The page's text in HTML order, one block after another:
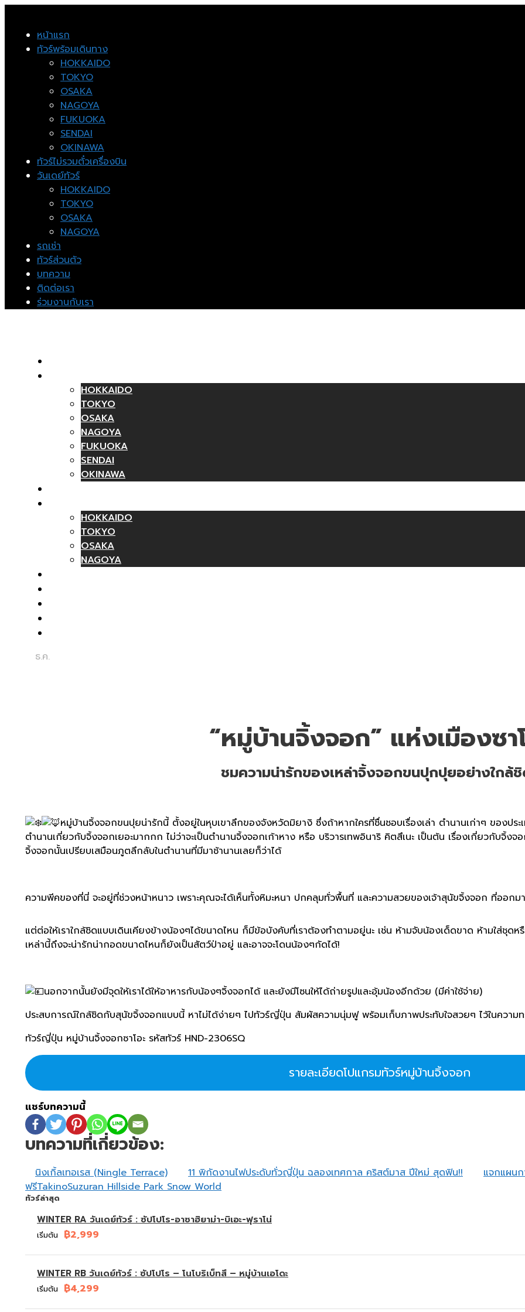
หน้าแรก
ทัวร์พร้อมเดินทาง
HOKKAIDO
TOKYO
OSAKA
NAGOYA
FUKUOKA
SENDAI
OKINAWA
ทัวร์ไม่รวมตั๋วเครื่องบิน
วันเดย์ทัวร์
HOKKAIDO
TOKYO
OSAKA
NAGOYA
รถเช่า
ทัวร์ส่วนตัว
บทความ
ติดต่อเรา
ร่วมงานกับเรา
HOKKAIDO
TOKYO
OSAKA
NAGOYA
FUKUOKA
SENDAI
OKINAWA
HOKKAIDO
TOKYO
OSAKA
NAGOYA
ธ.ค.
“หมู่บ้านจิ้งจอก” แห่งเมืองซา
ชมความน่ารักของเหล่าจิ้งจอกขนปุกปุยอย่างใกล้
หมู่บ้านจิ้งจอกขนปุยน่ารักนี้ ตั้งอยู่ในหุบเขาลึกของจังหวัดมิยางิ ซึ่งถ้าหากใครที่ชื่นชอบเรื่องเล่า ตำนานเก่าๆ ของป
ตำนานเกี่ยวกับจิ้งจอกเยอะมากกก ไม่ว่าจะเป็นตำนานจิ้งจอกเก้าหาง หรือ บริวารเทพอินาริ คิตสึเนะ เป็นต้น เรื่องเกี่ยวกับจิ้งจ
จิ้งจอกนั้นเปรียบเสมือนภูตลึกลับในตำนานที่มีมาช้านานเลยก็ว่าได้
ความพีคของที่นี่ จะอยู่ที่ช่วงหน้าหนาว เพราะคุณจะได้เห็นทั้งหิมะหนา ปกคลุมทั่วพื้นที่ และความสวยของเจ้าสุนัขจิ้งจอก ที่ออก
แต่ต่อให้เราใกล้ชิดแบบเดินเคียงข้างน้องๆได้ขนาดไหน ก็มีข้อบังคับที่เราต้องทำตามอยู่นะ เช่น ห้ามจับน้องเด็ดขาด ห้ามใส่ชุดห
เหล่านี้ถึงจะน่ารักน่ากอดขนาดไหนก็ยังเป็นสัตว์ป่าอยู่ และอาจจะโดนน้องๆกัดได้!
นอกจากนั้นยังมีจุดให้เราได้ให้อาหารกับน้องๆจิ้งจอกได้ และยังมีโซนให้ได้ถ่ายรูปและอุ้มน้องอีกด้วย (มีค่าใช้จ่าย)
ประสบการณ์ใกล้ชิดกับสุนัขจิ้งจอกแบบนี้ หาไม่ได้ง่ายๆ ไปทัวร์ญี่ปุ่น สัมผัสความนุ่มฟู พร้อมเก็บภาพประทับใจสวยๆ ไว้ในความท
ทัวร์ญี่ปุ่น หมู่บ้านจิ้งจอกซาโอะ รหัสทัวร์ HND-2306SQ
รายละเอียดโปแกรมทัวร์หมู่บ้านจิ้งจอก
แชร์บทความนี้
บทความที่เกี่ยวข้อง:
นิงเกิ้ลเทอเรส (Ningle Terrace) 11 พิกัดงานไฟประดับทั่วญี่ปุ่น ฉลองเทศกาล คริสต์มาส ปีใหม่ สุดฟิน!! แจกแผนก
ฟรีTakinoSuzuran Hillside Park Snow World
ทัวร์ล่าสุด
WINTER RA วันเดย์ทัวร์ : ซัปโปโร-อาซาฮิยาม่า-บิเอะ-ฟุราโน่
เริ่มต้น ฿2,999
WINTER RB วันเดย์ทัวร์ : ซัปโปโร – โนโบริเบ็ทสึ – หมู่บ้านเอโดะ
เริ่มต้น ฿4,299